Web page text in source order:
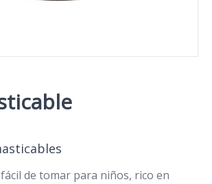
de tomar para niños, rico en